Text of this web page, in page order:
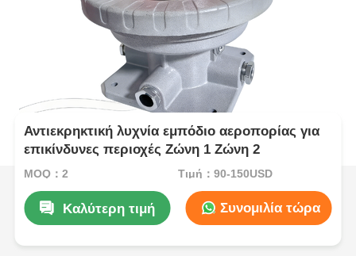
Αντιεκρηκτική λυχνία εμπόδιο αεροπορίας για
επικίνδυνες περιοχές Ζώνη 1 Ζώνη 2
MOQ：2 Τιμή：90-150USD
Καλύτερη τιμή Συνομιλία τώρα